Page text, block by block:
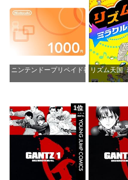
ニンテンドープリペイド番号 1000円|
リズム天国
1位